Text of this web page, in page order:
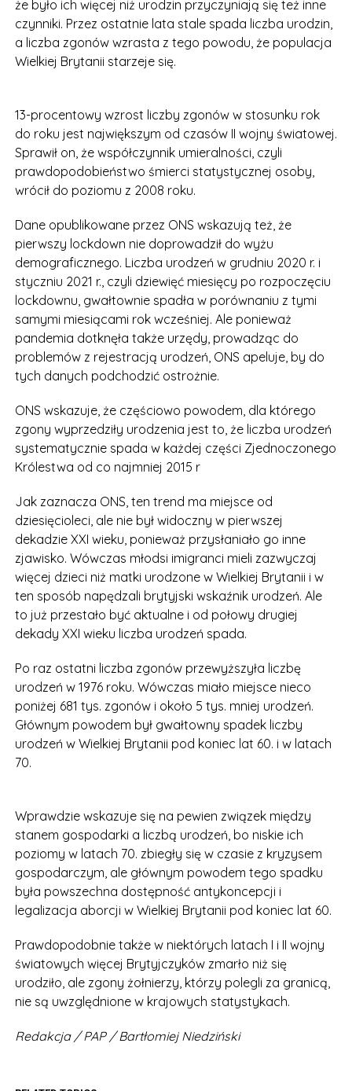
że było ich więcej niż urodzin przyczyniają się też inne
czynniki. Przez ostatnie lata stale spada liczba urodzin,
a liczba zgonów wzrasta z tego powodu, że populacja
Wielkiej Brytanii starzeje się.
13-procentowy wzrost liczby zgonów w stosunku rok
do roku jest największym od czasów II wojny światowej.
Sprawił on, że współczynnik umieralności, czyli
prawdopodobieństwo śmierci statystycznej osoby,
wrócił do poziomu z 2008 roku.
Dane opublikowane przez ONS wskazują też, że
pierwszy lockdown nie doprowadził do wyżu
demograficznego. Liczba urodzeń w grudniu 2020 r. i
styczniu 2021 r., czyli dziewięć miesięcy po rozpoczęciu
lockdownu, gwałtownie spadła w porównaniu z tymi
samymi miesiącami rok wcześniej. Ale ponieważ
pandemia dotknęła także urzędy, prowadząc do
problemów z rejestracją urodzeń, ONS apeluje, by do
tych danych podchodzić ostrożnie.
ONS wskazuje, że częściowo powodem, dla którego
zgony wyprzedziły urodzenia jest to, że liczba urodzeń
systematycznie spada w każdej części Zjednoczonego
Królestwa od co najmniej 2015 r
Jak zaznacza ONS, ten trend ma miejsce od
dziesięcioleci, ale nie był widoczny w pierwszej
dekadzie XXI wieku, ponieważ przysłaniało go inne
zjawisko. Wówczas młodsi imigranci mieli zazwyczaj
więcej dzieci niż matki urodzone w Wielkiej Brytanii i w
ten sposób napędzali brytyjski wskaźnik urodzeń. Ale
to już przestało być aktualne i od połowy drugiej
dekady XXI wieku liczba urodzeń spada.
Po raz ostatni liczba zgonów przewyższyła liczbę
urodzeń w 1976 roku. Wówczas miało miejsce nieco
poniżej 681 tys. zgonów i około 5 tys. mniej urodzeń.
Głównym powodem był gwałtowny spadek liczby
urodzeń w Wielkiej Brytanii pod koniec lat 60. i w latach
70.
Wprawdzie wskazuje się na pewien związek między
stanem gospodarki a liczbą urodzeń, bo niskie ich
poziomy w latach 70. zbiegły się w czasie z kryzysem
gospodarczym, ale głównym powodem tego spadku
była powszechna dostępność antykoncepcji i
legalizacja aborcji w Wielkiej Brytanii pod koniec lat 60.
Prawdopodobnie także w niektórych latach I i II wojny
światowych więcej Brytyjczyków zmarło niż się
urodziło, ale zgony żołnierzy, którzy polegli za granicą,
nie są uwzględnione w krajowych statystykach.
Redakcja / PAP / Bartłomiej Niedziński